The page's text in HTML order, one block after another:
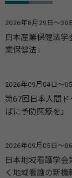
2026年8月29日～30
日本産業保健法
業保健法」
2026年09月04日～
第67回日本人間
ばに予防医療を」
2026年09月05日～
日本地域看護学
く地域看護の新機